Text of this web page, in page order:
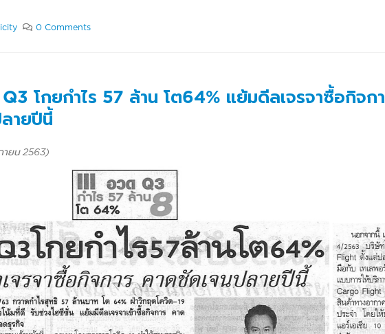
0 Comments
Q3 โกยกำไร 57 ล้าน โต64% แย้มดีลเจรจาซื้อกิจก
ายปีนี้
ยน 2563)